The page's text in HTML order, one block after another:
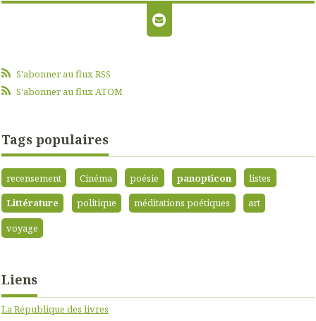
S'abonner au flux RSS
S'abonner au flux ATOM
Tags populaires
recensement Cinéma poésie panopticon
listes
Littérature
politique méditations poétiques
art
voyage
Liens
La République des livres